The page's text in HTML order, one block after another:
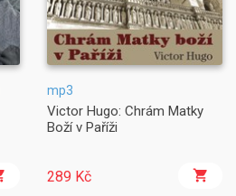
mp3
Victor Hugo: Chrám Matky
Boží v Paříži
289 Kč